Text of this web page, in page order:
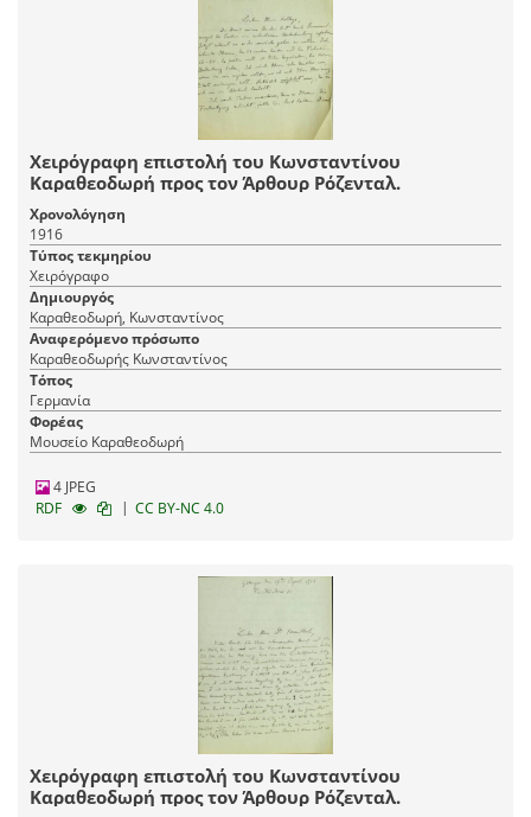
Χειρόγραφη επιστολή του Κωνσταντίνου
Καραθεοδωρή προς τον Άρθουρ Ρόζενταλ.
Χρονολόγηση
1916
Τύπος τεκμηρίου
Χειρόγραφο
Δημιουργός
Καραθεοδωρή, Κωνσταντίνος
Αναφερόμενο πρόσωπο
Καραθεοδωρής Κωνσταντίνος
Τόπος
Γερμανία
Φορέας
Μουσείο Καραθεοδωρή
4 JPEG
RDF
| CC BY-NC 4.0
Χειρόγραφη επιστολή του Κωνσταντίνου
Καραθεοδωρή προς τον Άρθουρ Ρόζενταλ.